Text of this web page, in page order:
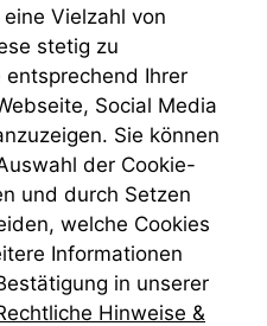
Vielzahl von
stetig zu
Ihrer
Social Media
Sie können
der Cookie-
und durch Setzen
welche Cookies
Informationen
in unserer
Hinweise &
Daten auf.
Funktionalität
Einige
Funktionen auf
dieser Website
sind optional.
Wenn Sie
diese Option
deaktivieren,
kann die
Website nicht